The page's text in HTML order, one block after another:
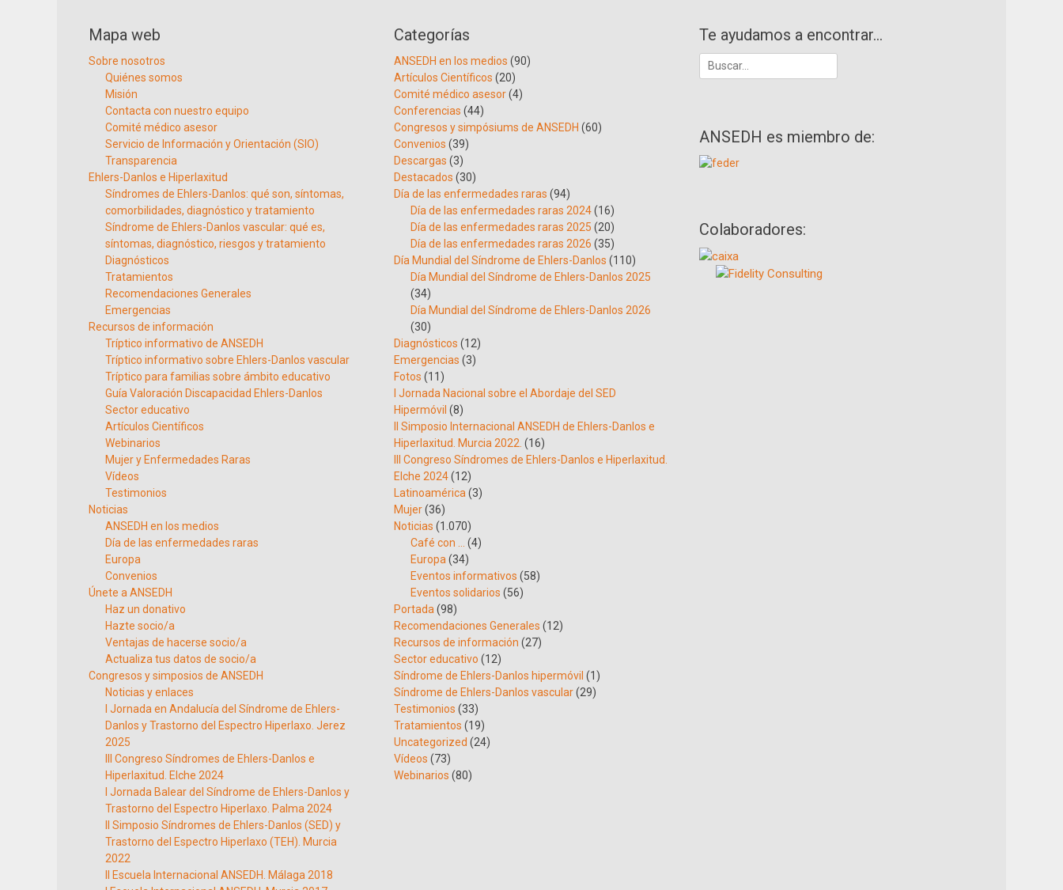
Mapa web
Sobre nosotros
Quiénes somos
Misión
Contacta con nuestro equipo
Comité médico asesor
Servicio de Información y Orientación (SIO)
Transparencia
Ehlers-Danlos e Hiperlaxitud
Síndromes de Ehlers-Danlos: qué son, síntomas,
comorbilidades, diagnóstico y tratamiento
Síndrome de Ehlers-Danlos vascular: qué es,
síntomas, diagnóstico, riesgos y tratamiento
Diagnósticos
Tratamientos
Recomendaciones Generales
Emergencias
Recursos de información
Tríptico informativo de ANSEDH
Tríptico informativo sobre Ehlers-Danlos vascular
Tríptico para familias sobre ámbito educativo
Guía Valoración Discapacidad Ehlers-Danlos
Sector educativo
Artículos Científicos
Webinarios
Mujer y Enfermedades Raras
Vídeos
Testimonios
Noticias
ANSEDH en los medios
Día de las enfermedades raras
Europa
Convenios
Únete a ANSEDH
Haz un donativo
Hazte socio/a
Ventajas de hacerse socio/a
Actualiza tus datos de socio/a
Congresos y simposios de ANSEDH
Noticias y enlaces
I Jornada en Andalucía del Síndrome de Ehlers-
Danlos y Trastorno del Espectro Hiperlaxo. Jerez
2025
III Congreso Síndromes de Ehlers-Danlos e
Hiperlaxitud. Elche 2024
I Jornada Balear del Síndrome de Ehlers-Danlos y
Trastorno del Espectro Hiperlaxo. Palma 2024
II Simposio Síndromes de Ehlers-Danlos (SED) y
Trastorno del Espectro Hiperlaxo (TEH). Murcia
2022
II Escuela Internacional ANSEDH. Málaga 2018
Categorías
ANSEDH en los medios (90)
Artículos Científicos (20)
Comité médico asesor(4)
Conferencias (44)
Congresos y simpósiums de ANSEDH (60)
Convenios (39)
Descargas (3)
Destacados (30)
Día de las enfermedades raras (94)
Día de las enfermedades raras 2024(16)
Día de las enfermedades raras 2025 (20)
Día de las enfermedades raras 2026 (35)
Día Mundial del Síndrome de Ehlers-Danlos (110)
Día Mundial del Síndrome de Ehlers-Danlos 2025
(34)
Día Mundial del Síndrome de Ehlers-Danlos 2026
(30)
Diagnósticos (12)
Emergencias (3)
Fotos (11)
I Jornada Nacional sobre el Abordaje del SED
Hipermóvil (8)
II Simposio Internacional ANSEDH de Ehlers-Danlos e
Hiperlaxitud. Murcia 2022. (16)
III Congreso Síndromes de Ehlers-Danlos e Hiperlaxitud.
Elche 2024(12)
Latinoamérica (3)
Mujer(36)
Noticias (1.070)
Café con …
(4)
Europa (34)
Eventos informativos (58)
Eventos solidarios (56)
Portada (98)
Recomendaciones Generales (12)
Recursos de información (27)
Sector educativo (12)
Síndrome de Ehlers-Danlos hipermóvil (1)
Síndrome de Ehlers-Danlos vascular(29)
Testimonios (33)
Tratamientos (19)
Uncategorized (24)
Vídeos (73)
Webinarios (80)
Te ayudamos a encontrar…
Buscar:
ANSEDH es miembro de:
Colaboradores: